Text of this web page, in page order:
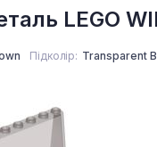
LEGO
Підколір Transparent